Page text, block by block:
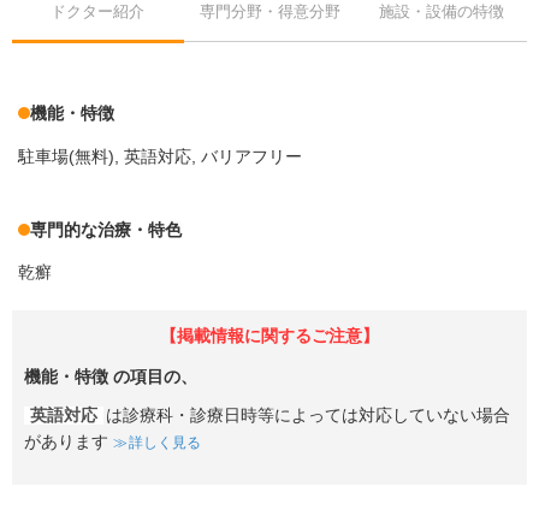
ドクター紹介 専門分野・得意分野 施設・設備の特徴
機能・特徴
駐車場(無料) 英語対応 バリアフリー
専門的な治療・特色
乾癬
【掲載情報に関するご注意】
機能・特徴 の項目の、
英語対応 は診療科・診療日時等によっては対応していない場合
があります
詳しく見る